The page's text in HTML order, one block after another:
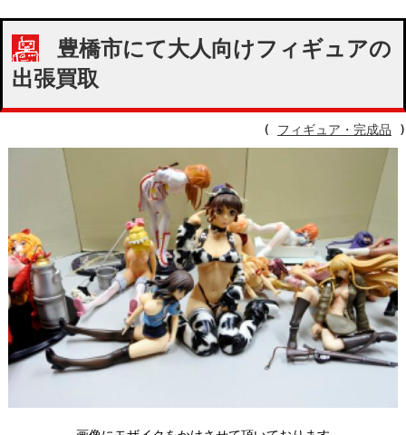
豊橋市にて大人向けフィギュアの
出張買取
( フィギュア・完成品 )